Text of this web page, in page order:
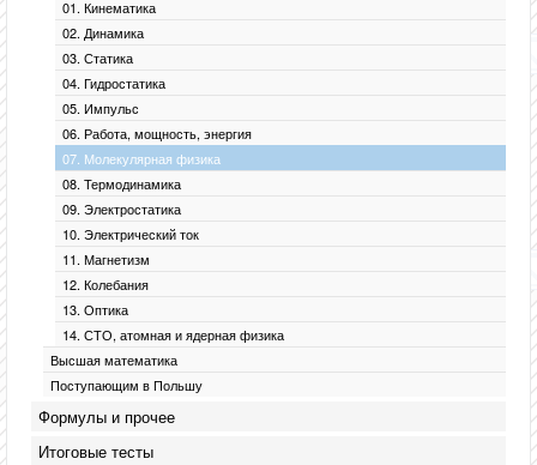
01. Кинематика
02. Динамика
03. Статика
04. Гидростатика
05. Импульс
06. Работа, мощность, энергия
07. Молекулярная физика
08. Термодинамика
09. Электростатика
10. Электрический ток
11. Магнетизм
12. Колебания
13. Оптика
14. СТО, атомная и ядерная физика
Высшая математика
Поступающим в Польшу
Формулы и прочее
Итоговые тесты